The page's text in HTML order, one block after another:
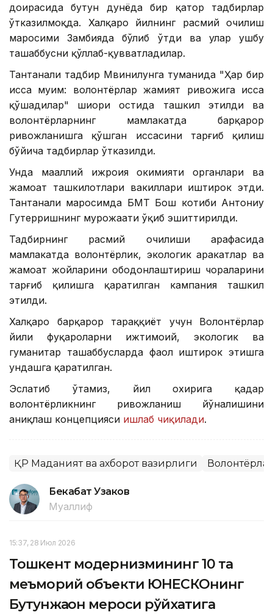
доирасида бутун дунёда бир қатор тадбирлар
ўтказилмоқда. Халқаро йилнинг расмий очилиш
маросими Замбияда бўлиб ўтди ва улар ушбу
ташаббусни қўллаб-қувватладилар.
Тантанали тадбир Мвинилунга туманида "Ҳар бир
ҳисса муҳим: волонтёрлар жамият ривожига ҳисса
қўшадилар" шиори остида ташкил этилди ва
волонтёрларнинг мамлакатда барқарор
ривожланишга қўшган ҳиссасини тарғиб қилиш
бўйича тадбирлар ўтказилди.
Унда маҳаллий ижроия ҳокимияти органлари ва
жамоат ташкилотлари вакиллари иштирок этди.
Тантанали маросимда БМТ Бош котиби Антониу
Гутерришнинг мурожаати ўқиб эшиттирилди.
Тадбирнинг расмий очилиши арафасида
мамлакатда волонтёрлик, экологик ҳаракатлар ва
жамоат жойларини ободонлаштириш чораларини
тарғиб қилишга қаратилган кампания ташкил
этилди.
Халқаро барқарор тараққиёт учун Волонтёрлар
йили фуқароларни ижтимоий, экологик ва
гуманитар ташаббусларда фаол иштирок этишга
ундашга қаратилган.
Эслатиб ўтамиз, йил охирига қадар
волонтёрликнинг ривожланиш йўналишини
аниқлаш концепцияси ишлаб чиқилади.
ҚР Маданият ва ахборот вазирлиги
Бекабат Узаков
Муаллиф
15:37, 28 Июл 2026
Тошкент модернизмининг 10 та
меъморий объекти ЮНEСКОнинг
Бутунжаҳон мероси рўйхатига